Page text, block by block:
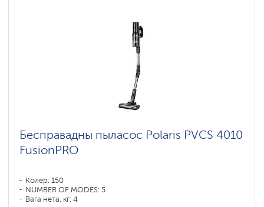
Бесправадны пыласос Polaris PVCS 4010
FusionPRO
Колер: 150
NUMBER OF MODES: 5
Вага нета, кг: 4